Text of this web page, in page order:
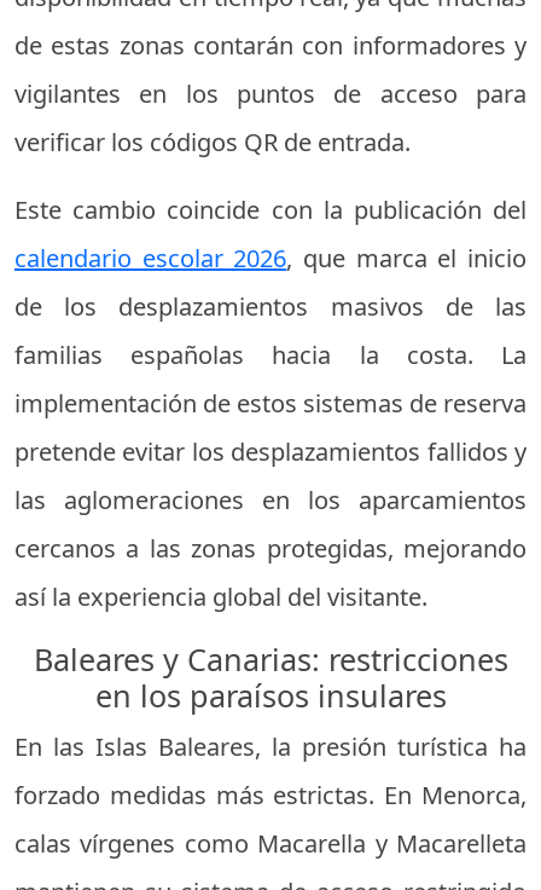
de estas zonas contarán con informadores y
vigilantes en los puntos de acceso para
verificar los códigos QR de entrada.
Este cambio coincide con la publicación del
calendario escolar 2026, que marca el inicio
de los desplazamientos masivos de las
familias españolas hacia la costa. La
implementación de estos sistemas de reserva
pretende evitar los desplazamientos fallidos y
las aglomeraciones en los aparcamientos
cercanos a las zonas protegidas, mejorando
así la experiencia global del visitante.
Baleares y Canarias: restricciones
en los paraísos insulares
En las Islas Baleares, la presión turística ha
forzado medidas más estrictas. En Menorca,
calas vírgenes como Macarella y Macarelleta